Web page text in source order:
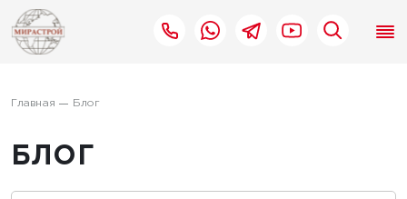
Главная Блог
БЛОГ